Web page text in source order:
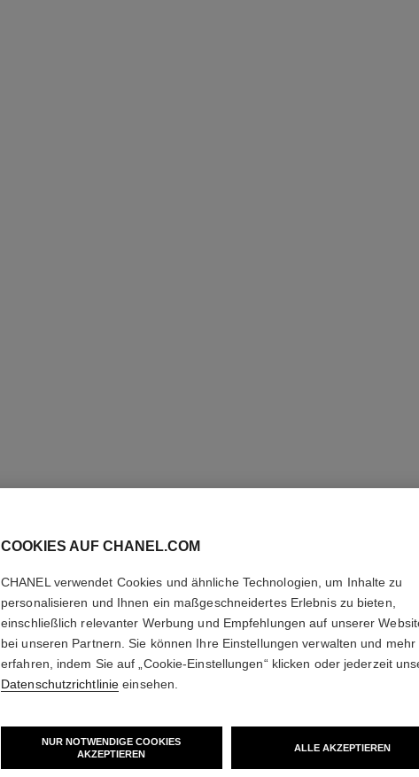
Langanhaltend
Weitere Details
Ref. 179175
34 NUANCEN
COOKIES AUF CHANEL.COM
CHANEL verwendet Cookies und ähnliche Technologien, um Inhalte zu
personalisieren und Ihnen ein maßgeschneidertes Erlebnis zu bieten,
einschließlich relevanter Werbung und Empfehlungen auf unserer
bei unseren Partnern. Sie können Ihre Einstellungen verwalten und mehr
erfahren, indem Sie auf „Cookie-Einstellungen“ klicken oder jederzeit
Datenschutzrichtlinie einsehen.
NUR NOTWENDIGE COOKIES
AKZEPTIEREN
ALLE AKZEPTIEREN